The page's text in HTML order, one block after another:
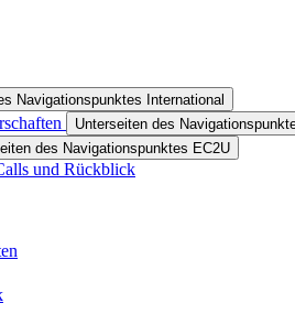
Navigationspunktes International
Unterseiten des
des Navigationspunktes EC2U
und Rückblick